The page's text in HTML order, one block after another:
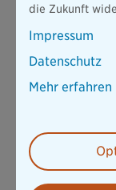
Vorsorgebudget,
ermöglicht – von
Das Konzept
Policen, sondern
erstmals einen
wirtschaftlich
wird damit nicht
festen
die Zukunft
Impressum
Datenschutz
Mehr erfahren